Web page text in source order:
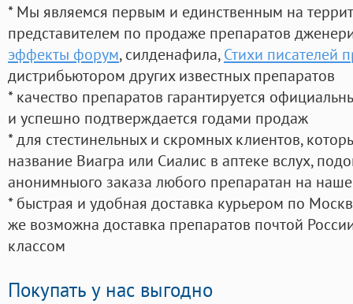
* Мы являемся первым и единственным на
представителем по продаже препаратов
эффекты форум, силденафила, Стихи писателей
дистрибьютором других известных препаратов
* качество препаратов гарантируется
и успешно подтверждается годами продаж
* для стестинельных и скромных клиентов,
название Виагра или Сиалис в аптеке вслух,
анонимныого заказа любого препаратан на
* быстрая и удобная доставка курьером по
же возможна доставка препаратов почтой
классом
Покупать у нас выгодно